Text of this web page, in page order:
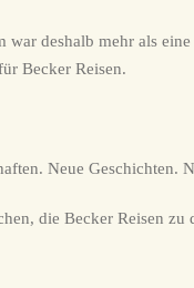
war deshalb mehr als
Becker Reisen.
Neue Geschichten.
die Becker Reisen zu